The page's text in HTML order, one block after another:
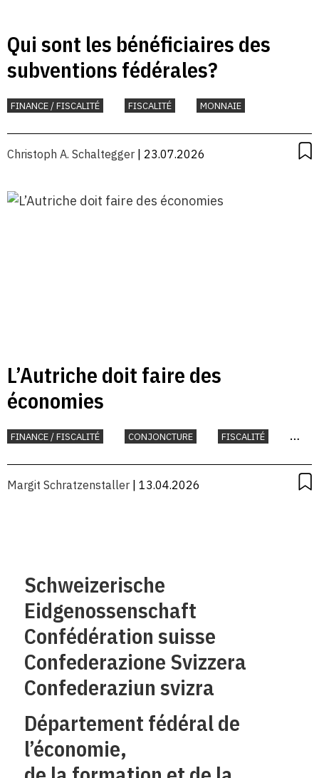
Qui sont les bénéficiaires des
subventions fédérales?
FINANCE / FISCALITÉ FISCALITÉ MONNAIE
Christoph A. Schaltegger | 23.07.2026
L’Autriche doit faire des
économies
FINANCE / FISCALITÉ CONJONCTURE
FISCALITÉ
Margit Schratzenstaller | 13.04.2026
Schweizerische
Eidgenossenschaft
Confédération suisse
Confederazione Svizzera
Confederaziun svizra
Département fédéral de
l’économie,